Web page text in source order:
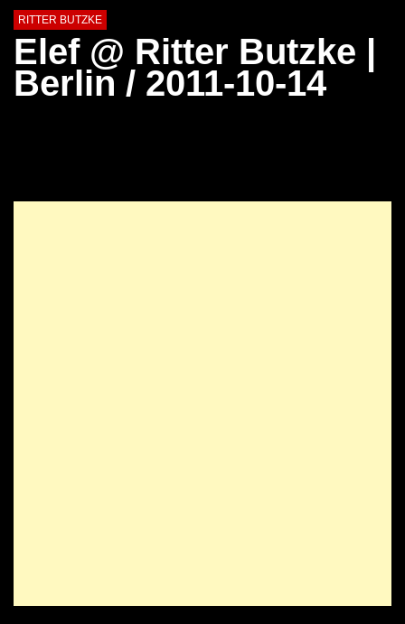
RITTER BUTZKE
Elef @ Ritter Butzke |
Berlin / 2011-10-14